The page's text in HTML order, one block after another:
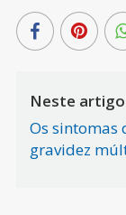
Neste artigo
Os sintomas
gravidez